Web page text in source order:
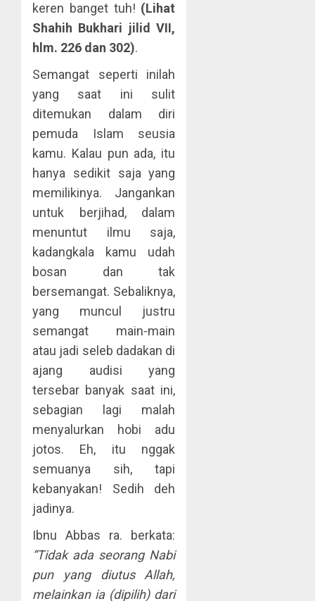
keren banget tuh! (Lihat
Shahih Bukhari jilid VII,
hlm. 226 dan 302).
Semangat seperti inilah
yang saat ini sulit
ditemukan dalam diri
pemuda Islam seusia
kamu. Kalau pun ada, itu
hanya sedikit saja yang
memilikinya. Jangankan
untuk berjihad, dalam
menuntut ilmu saja,
kadangkala kamu udah
bosan dan tak
bersemangat. Sebaliknya,
yang muncul justru
semangat main-main
atau jadi seleb dadakan di
ajang audisi yang
tersebar banyak saat ini,
sebagian lagi malah
menyalurkan hobi adu
jotos. Eh, itu nggak
semuanya sih, tapi
kebanyakan! Sedih deh
jadinya.
Ibnu Abbas ra. berkata:
“Tidak ada seorang Nabi
pun yang diutus Allah,
melainkan ia (dipilih) dari